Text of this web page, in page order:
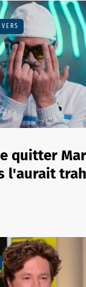
quitter
l'aurait